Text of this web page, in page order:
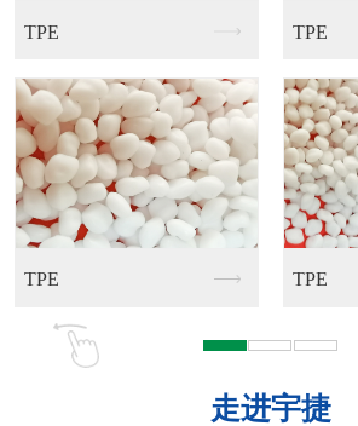
走进宇捷